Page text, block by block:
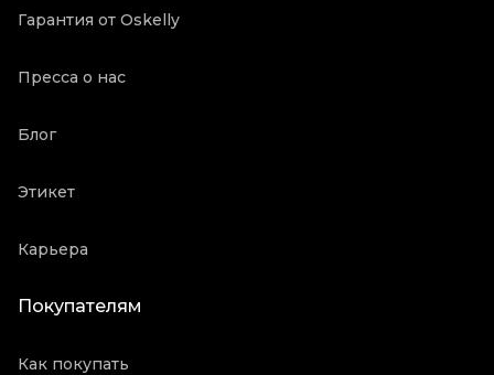
Гарантия от Oskelly
Пресса о нас
Блог
Этикет
Карьера
Покупателям
Как покупать